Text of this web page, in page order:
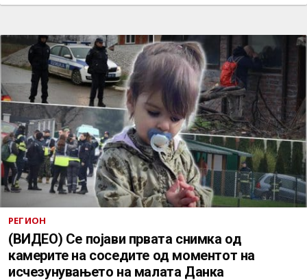
РЕГИОН
(ВИДЕО) Се појави првата снимка од
камерите на соседите од моментот на
исчезунувањето на малата Данка